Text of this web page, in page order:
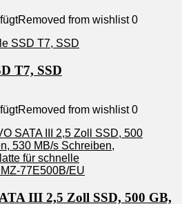
Removed from wishlist 0
T7, SSD
Removed from wishlist 0
III 2,5 Zoll SSD, 500 GB,